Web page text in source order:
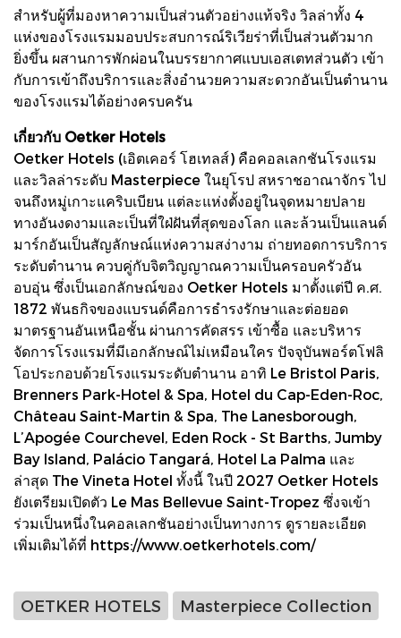
สำหรับผู้ที่มองหาความเป็นส่วนตัวอย่างแท้จริง วิลล่าทั้ง 4
แห่งของโรงแรมมอบประสบการณ์ริเวียร่าที่เป็นส่วนตัวมาก
ยิ่งขึ้น ผสานการพักผ่อนในบรรยากาศแบบเอสเตทส่วนตัว เข้า
กับการเข้าถึงบริการและสิ่งอำนวยความสะดวกอันเป็นตำนาน
ของโรงแรมได้อย่างครบครัน
เกี่ยวกับ Oetker Hotels
Oetker Hotels (เอิตเคอร์ โฮเทลส์) คือคอลเลกชันโรงแรม
และวิลล่าระดับ Masterpiece ในยุโรป สหราชอาณาจักร ไป
จนถึงหมู่เกาะแคริบเบียน แต่ละแห่งตั้งอยู่ในจุดหมายปลาย
ทางอันงดงามและเป็นที่ใฝ่ฝันที่สุดของโลก และล้วนเป็นแลนด์
มาร์กอันเป็นสัญลักษณ์แห่งความสง่างาม ถ่ายทอดการบริการ
ระดับตำนาน ควบคู่กับจิตวิญญาณความเป็นครอบครัวอัน
อบอุ่น ซึ่งเป็นเอกลักษณ์ของ Oetker Hotels มาตั้งแต่ปี ค.ศ.
1872 พันธกิจของแบรนด์คือการธำรงรักษาและต่อยอด
มาตรฐานอันเหนือชั้น ผ่านการคัดสรร เข้าซื้อ และบริหาร
จัดการโรงแรมที่มีเอกลักษณ์ไม่เหมือนใคร ปัจจุบันพอร์ตโฟลิ
โอประกอบด้วยโรงแรมระดับตำนาน อาทิ Le Bristol Paris,
Brenners Park-Hotel & Spa, Hotel du Cap-Eden-Roc,
Château Saint-Martin & Spa, The Lanesborough,
L’Apogée Courchevel, Eden Rock - St Barths, Jumby
Bay Island, Palácio Tangará, Hotel La Palma และ
ล่าสุด The Vineta Hotel ทั้งนี้ ในปี 2027 Oetker Hotels
ยังเตรียมเปิดตัว Le Mas Bellevue Saint-Tropez ซึ่งจเข้า
ร่วมเป็นหนึ่งในคอลเลกชันอย่างเป็นทางการ ดูรายละเอียด
เพิ่มเติมได้ที่ https://www.oetkerhotels.com/
OETKER HOTELS Masterpiece Collection